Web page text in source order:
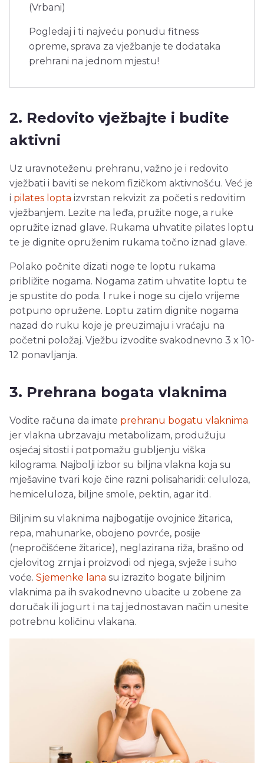
(Vrbani)
Pogledaj i ti najveću ponudu fitness
opreme, sprava za vježbanje te dodataka
prehrani na jednom mjestu!
2. Redovito vježbajte i budite
aktivni
Uz uravnoteženu prehranu, važno je i redovito
vježbati i baviti se nekom fizičkom aktivnošću. Već je
i pilates lopta izvrstan rekvizit za početi s redovitim
vježbanjem. Lezite na leđa, pružite noge, a ruke
opružite iznad glave. Rukama uhvatite pilates loptu
te je dignite opruženim rukama točno iznad glave.
Polako počnite dizati noge te loptu rukama
približite nogama. Nogama zatim uhvatite loptu te
je spustite do poda. I ruke i noge su cijelo vrijeme
potpuno opružene. Loptu zatim dignite nogama
nazad do ruku koje je preuzimaju i vraćaju na
početni položaj. Vježbu izvodite svakodnevno 3 x 10-
12 ponavljanja.
3. Prehrana bogata vlaknima
Vodite računa da imate prehranu bogatu vlaknima
jer vlakna ubrzavaju metabolizam, produžuju
osjećaj sitosti i potpomažu gubljenju viška
kilograma. Najbolji izbor su biljna vlakna koja su
mješavine tvari koje čine razni polisaharidi: celuloza,
hemiceluloza, biljne smole, pektin, agar itd.
Biljnim su vlaknima najbogatije ovojnice žitarica,
repa, mahunarke, obojeno povrće, posije
(nepročišćene žitarice), neglazirana riža, brašno od
cjelovitog zrnja i proizvodi od njega, svježe i suho
voće. Sjemenke lana su izrazito bogate biljnim
vlaknima pa ih svakodnevno ubacite u zobene za
doručak ili jogurt i na taj jednostavan način unesite
potrebnu količinu vlakana.